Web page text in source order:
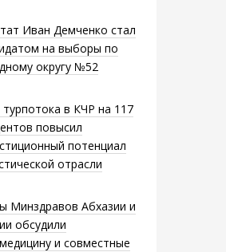
Иван Демченко стал
на выборы по
округу №52
турпотока в КЧР на 117
повысил
потенциал
отрасли
Минздравов Абхазии и
обсудили
и совместные